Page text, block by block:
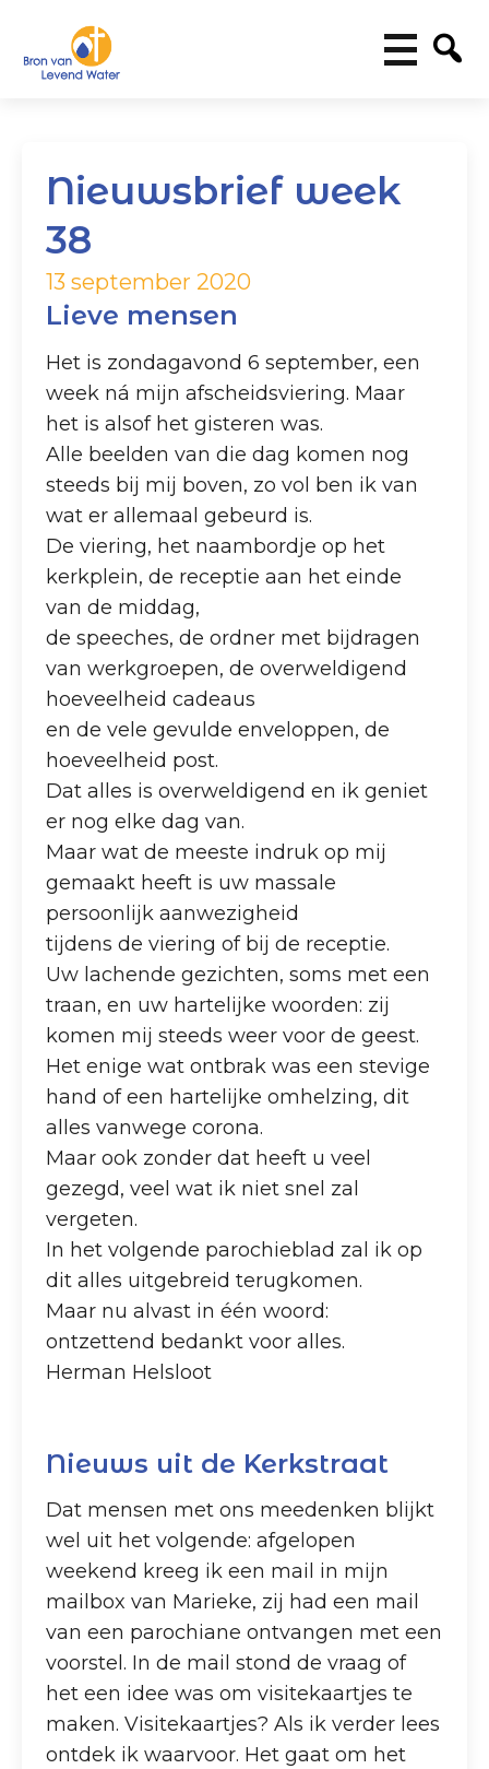
Nieuwsbrief week
38
13 september 2020
Lieve mensen
Het is zondagavond 6 september, een
week ná mijn afscheidsviering. Maar
het is alsof het gisteren was.
Alle beelden van die dag komen nog
steeds bij mij boven, zo vol ben ik van
wat er allemaal gebeurd is.
De viering, het naambordje op het
kerkplein, de receptie aan het einde
van de middag,
de speeches, de ordner met bijdragen
van werkgroepen, de overweldigend
hoeveelheid cadeaus
en de vele gevulde enveloppen, de
hoeveelheid post.
Dat alles is overweldigend en ik geniet
er nog elke dag van.
Maar wat de meeste indruk op mij
gemaakt heeft is uw massale
persoonlijk aanwezigheid
tijdens de viering of bij de receptie.
Uw lachende gezichten, soms met een
traan, en uw hartelijke woorden: zij
komen mij steeds weer voor de geest.
Het enige wat ontbrak was een stevige
hand of een hartelijke omhelzing, dit
alles vanwege corona.
Maar ook zonder dat heeft u veel
gezegd, veel wat ik niet snel zal
vergeten.
In het volgende parochieblad zal ik op
dit alles uitgebreid terugkomen.
Maar nu alvast in één woord:
ontzettend bedankt voor alles.
Herman Helsloot
Nieuws uit de Kerkstraat
Dat mensen met ons meedenken blijkt
wel uit het volgende: afgelopen
weekend kreeg ik een mail in mijn
mailbox van Marieke, zij had een mail
van een parochiane ontvangen met een
voorstel. In de mail stond de vraag of
het een idee was om visitekaartjes te
maken. Visitekaartjes? Als ik verder lees
ontdek ik waarvoor. Het gaat om het